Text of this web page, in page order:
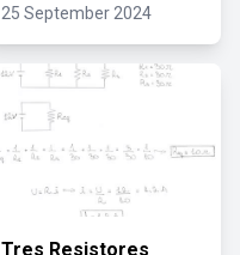
25 September 2024
Tres Resistores